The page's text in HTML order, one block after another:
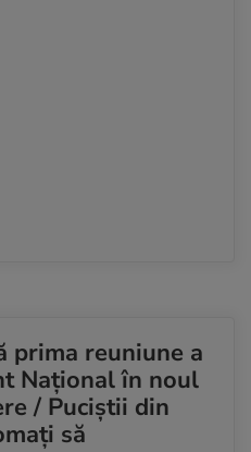
prima reuniune a
Naţional în noul
/ Puciștii din
să